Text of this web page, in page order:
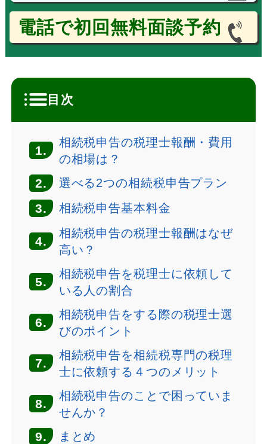
電話で初回無料面談予約
目次
1.
相続税申告の税理士報酬・費用
の相場は？
2. 選べる2つの相続税申告プラン
3. 相続税申告基本料金
4.
相続税申告の税理士報酬はなぜ
高い？
5.
相続税申告を税理士に依頼して
いる人の割合
6.
相続税申告をする際の税理士選
びのポイント
7.
相続税申告を相続税専門の税理
士に依頼する４つのメリット
8.
相続税申告のことで困っていま
せんか？
9. まとめ